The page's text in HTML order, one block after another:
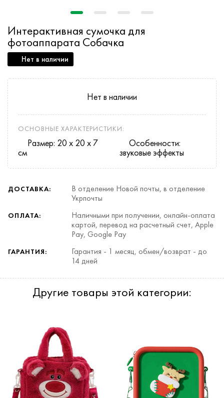
Интерактивная сумочка для
фотоаппарата Собачка
Нет в наличии
Нет в наличии
ОСНОВНЫЕ ХАРАКТЕРИСТИКИ:
Размер: 20 x 20 х 7
см
Особенности:
звуковые эффекты
ДОСТАВКА:
В отделение Новой почты, в отделение
Укрпочты
ОПЛАТА:
Наличными при получении, онлайн-оплата
картой, перевод на расчетный счет, Apple
Pay, Google Pay
ГАРАНТИЯ:
Гарантия - 1 месяц, обмен/возврат - до
14 дней
Другие товары этой категории: